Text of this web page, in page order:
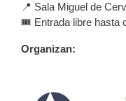
📍 Sala Miguel de
🎟️ Entrada libre hasta
Organizan: